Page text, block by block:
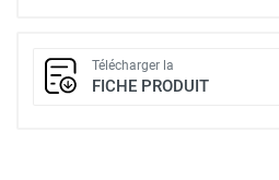
Télécharger la
FICHE PRODUIT